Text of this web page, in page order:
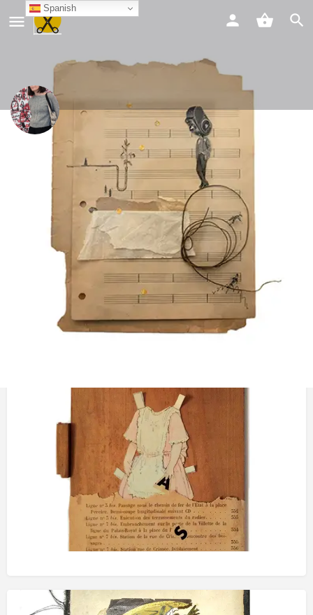
Mas Claudia
Chat Compartir
Contacto
Compartir Guardar
Obras
Spanish